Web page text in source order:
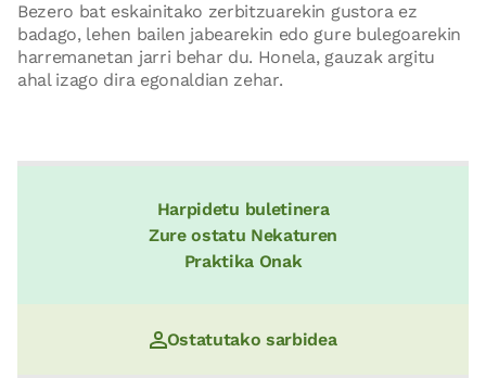
Bezero bat eskainitako zerbitzuarekin gustora ez
badago, lehen bailen jabearekin edo gure bulegoarekin
harremanetan jarri behar du. Honela, gauzak argitu
ahal izago dira egonaldian zehar.
Harpidetu buletinera
Zure ostatu Nekaturen
Praktika Onak
Ostatutako sarbidea